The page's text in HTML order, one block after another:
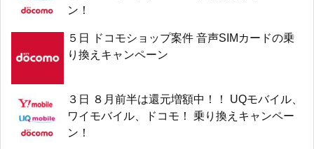
ン！
５日 ドコモショップ案件 音声SIMカードの乗
り換えキャンペーン
３日 ８月前半は還元増額中！！ UQモバイル、
ワイモバイル、ドコモ！ 乗り換えキャンペー
ン！